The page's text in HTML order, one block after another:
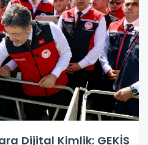
Dijital Kimlik: GEKİS